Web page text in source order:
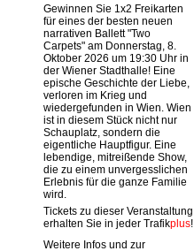
Gewinnen Sie 1x2 Freikarten
für eines der besten neuen
narrativen Ballett "Two
Carpets" am Donnerstag, 8.
Oktober 2026 um 19:30 Uhr in
der Wiener Stadthalle! Eine
epische Geschichte der Liebe,
verloren im Krieg und
wiedergefunden in Wien. Wien
ist in diesem Stück nicht nur
Schauplatz, sondern die
eigentliche Hauptfigur. Eine
lebendige, mitreißende Show,
die zu einem unvergesslichen
Erlebnis für die ganze Familie
wird.
Tickets zu dieser Veranstaltung
erhalten Sie in jeder Trafikplus!
Weitere Infos und zur